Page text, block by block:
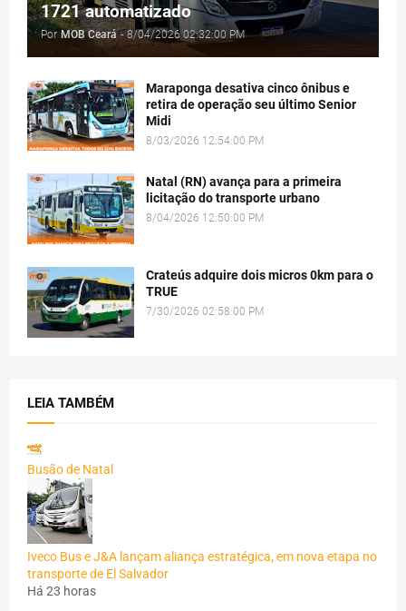
1721 automatizado
Por MOB Ceará - 8/04/2026 02:32:00 PM
Maraponga desativa cinco ônibus e
retira de operação seu último Senior
Midi
8/03/2026 12:54:00 PM
Natal (RN) avança para a primeira
licitação do transporte urbano
8/04/2026 12:50:00 PM
Crateús adquire dois micros 0km para o
TRUE
7/30/2026 02:58:00 PM
LEIA TAMBÉM
Busão de Natal
Iveco Bus e J&A lançam aliança estratégica, em nova etapa no
transporte de El Salvador
Há 23 horas